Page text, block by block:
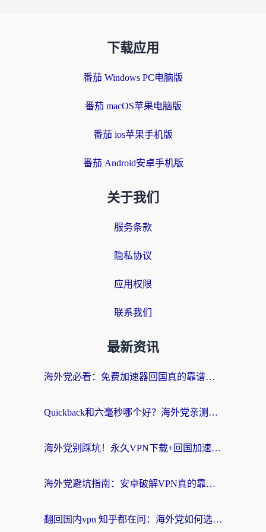
下载应用
番茄 Windows PC电脑版
番茄 macOS苹果电脑版
番茄 ios苹果手机版
番茄 Android安卓手机版
关于我们
服务条款
隐私协议
应用权限
联系我们
最新资讯
海外党必看：免费加速器回国真的靠谱吗？3步教你选到好用的归雁替代
Quickback和六毫秒哪个好？海外党亲测：选对回国加速器，无缝刷剧办公不再愁
海外党别踩坑！永久VPN下载+回国加速器选择指南，无缝刷国内剧游戏支付
海外党避坑指南：安卓破解VPN真的靠谱吗？教你选对回国加速器无缝刷国内资源
翻回国内vpn 知乎都在问：海外党如何选对加速器，无缝刷剧打游戏？